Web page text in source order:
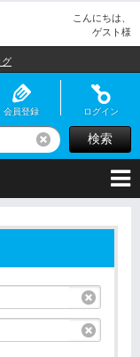
こんにちは、
ゲスト様
グ
会員登録 ログイン
リセット検索